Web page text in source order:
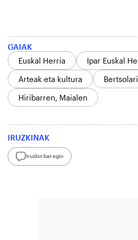
GAIAK
Euskal Herria
Ipar Euskal
Arteak eta kultura
Hiribarren, Maialen
IRUZKINAK
Iruzkin bat egin